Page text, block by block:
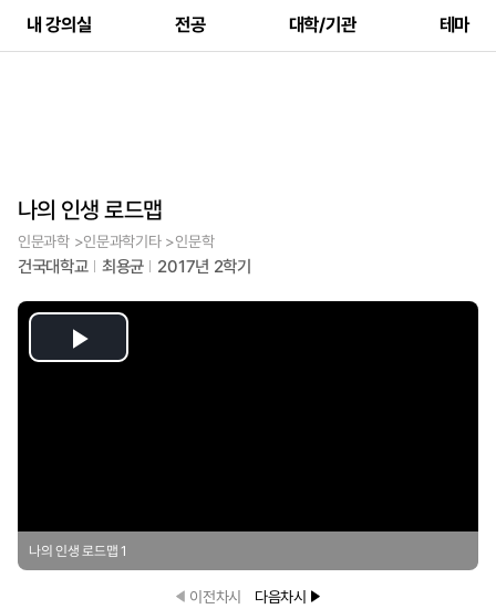
내 강의실 전공 대학/기관 테마
나의 인생 로드맵
인문과학 >인문과학기타 >인문학
건국대학교 최용균 2017년 2학기
Play
나의 인생 로드맵 1
이전차시 다음차시